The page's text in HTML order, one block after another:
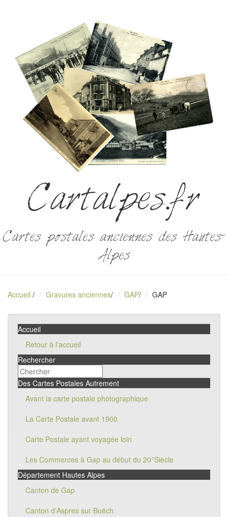
Cartalpes.fr
Cartes postales anciennes des Hautes-
Alpes
Accueil / Gravures anciennes/ GAP/ GAP
Accueil
Retour à l'accueil
Rechercher
Des Cartes Postales Autrement
Avant la carte postale photographique
La Carte Postale avant 1900
Carte Postale ayant voyagée loin
Les Commerces à Gap au début du 20°Siècle
Département Hautes Alpes
Canton de Gap
Canton d'Aspres sur Buëch